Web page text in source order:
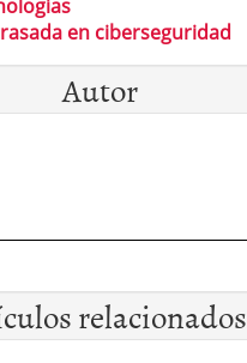
en ciberseguridad
Autor
relacionados